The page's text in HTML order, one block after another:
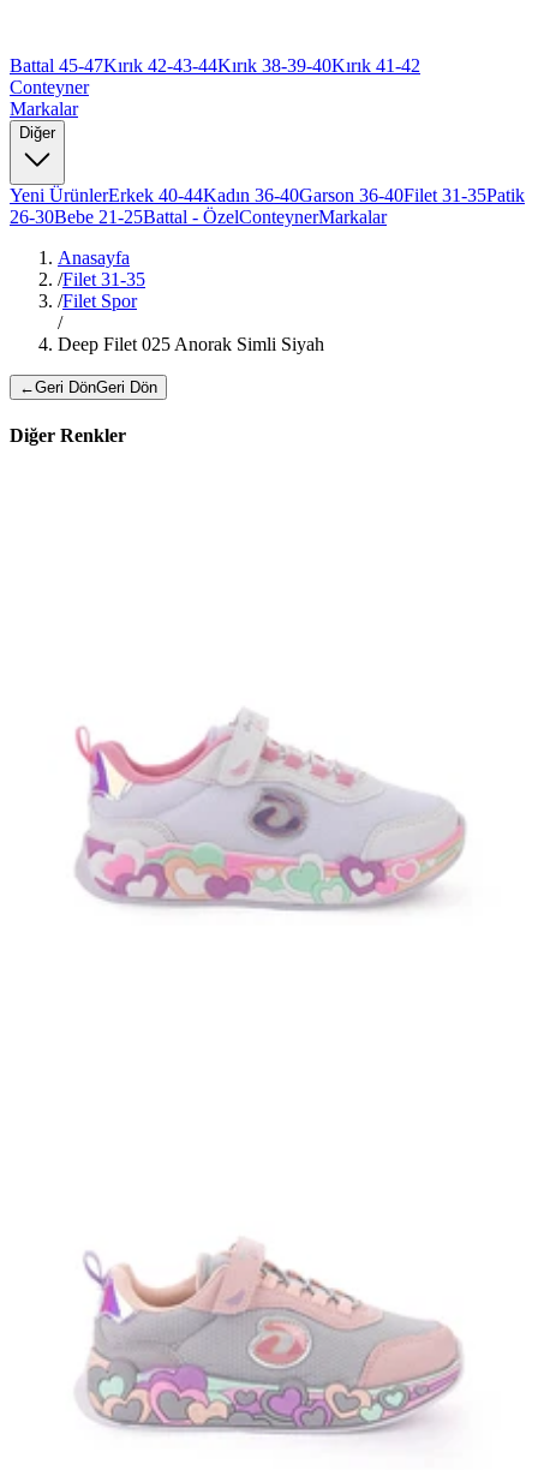
Battal 45-47Kırık 42-43-44Kırık 38-39-40Kırık 41-42
Conteyner
Markalar
Diğer
Yeni ÜrünlerErkek 40-44Kadın 36-40Garson 36-40Filet 31-35Patik
26-30Bebe 21-25Battal - ÖzelConteynerMarkalar
Anasayfa
/Filet 31-35
/Filet Spor
/
Deep Filet 025 Anorak Simli Siyah
←Geri DönGeri Dön
Diğer Renkler